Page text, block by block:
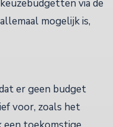
via de
mogelijk is,
er geen budget
voor, zoals het